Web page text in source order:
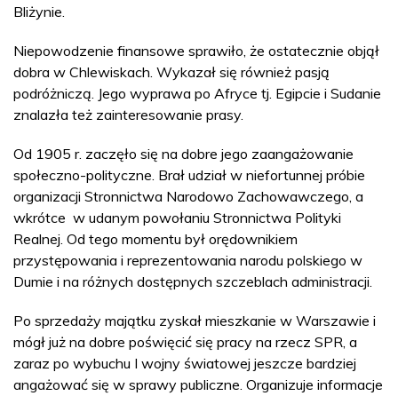
Bliżynie.
Niepowodzenie finansowe sprawiło, że ostatecznie objął
dobra w Chlewiskach. Wykazał się również pasją
podróżniczą. Jego wyprawa po Afryce tj. Egipcie i Sudanie
znalazła też zainteresowanie prasy.
Od 1905 r. zaczęło się na dobre jego zaangażowanie
społeczno-polityczne. Brał udział w niefortunnej próbie
organizacji Stronnictwa Narodowo Zachowawczego, a
wkrótce w udanym powołaniu Stronnictwa Polityki
Realnej. Od tego momentu był orędownikiem
przystępowania i reprezentowania narodu polskiego w
Dumie i na różnych dostępnych szczeblach administracji.
Po sprzedaży majątku zyskał mieszkanie w Warszawie i
mógł już na dobre poświęcić się pracy na rzecz SPR, a
zaraz po wybuchu I wojny światowej jeszcze bardziej
angażować się w sprawy publiczne. Organizuje informacje